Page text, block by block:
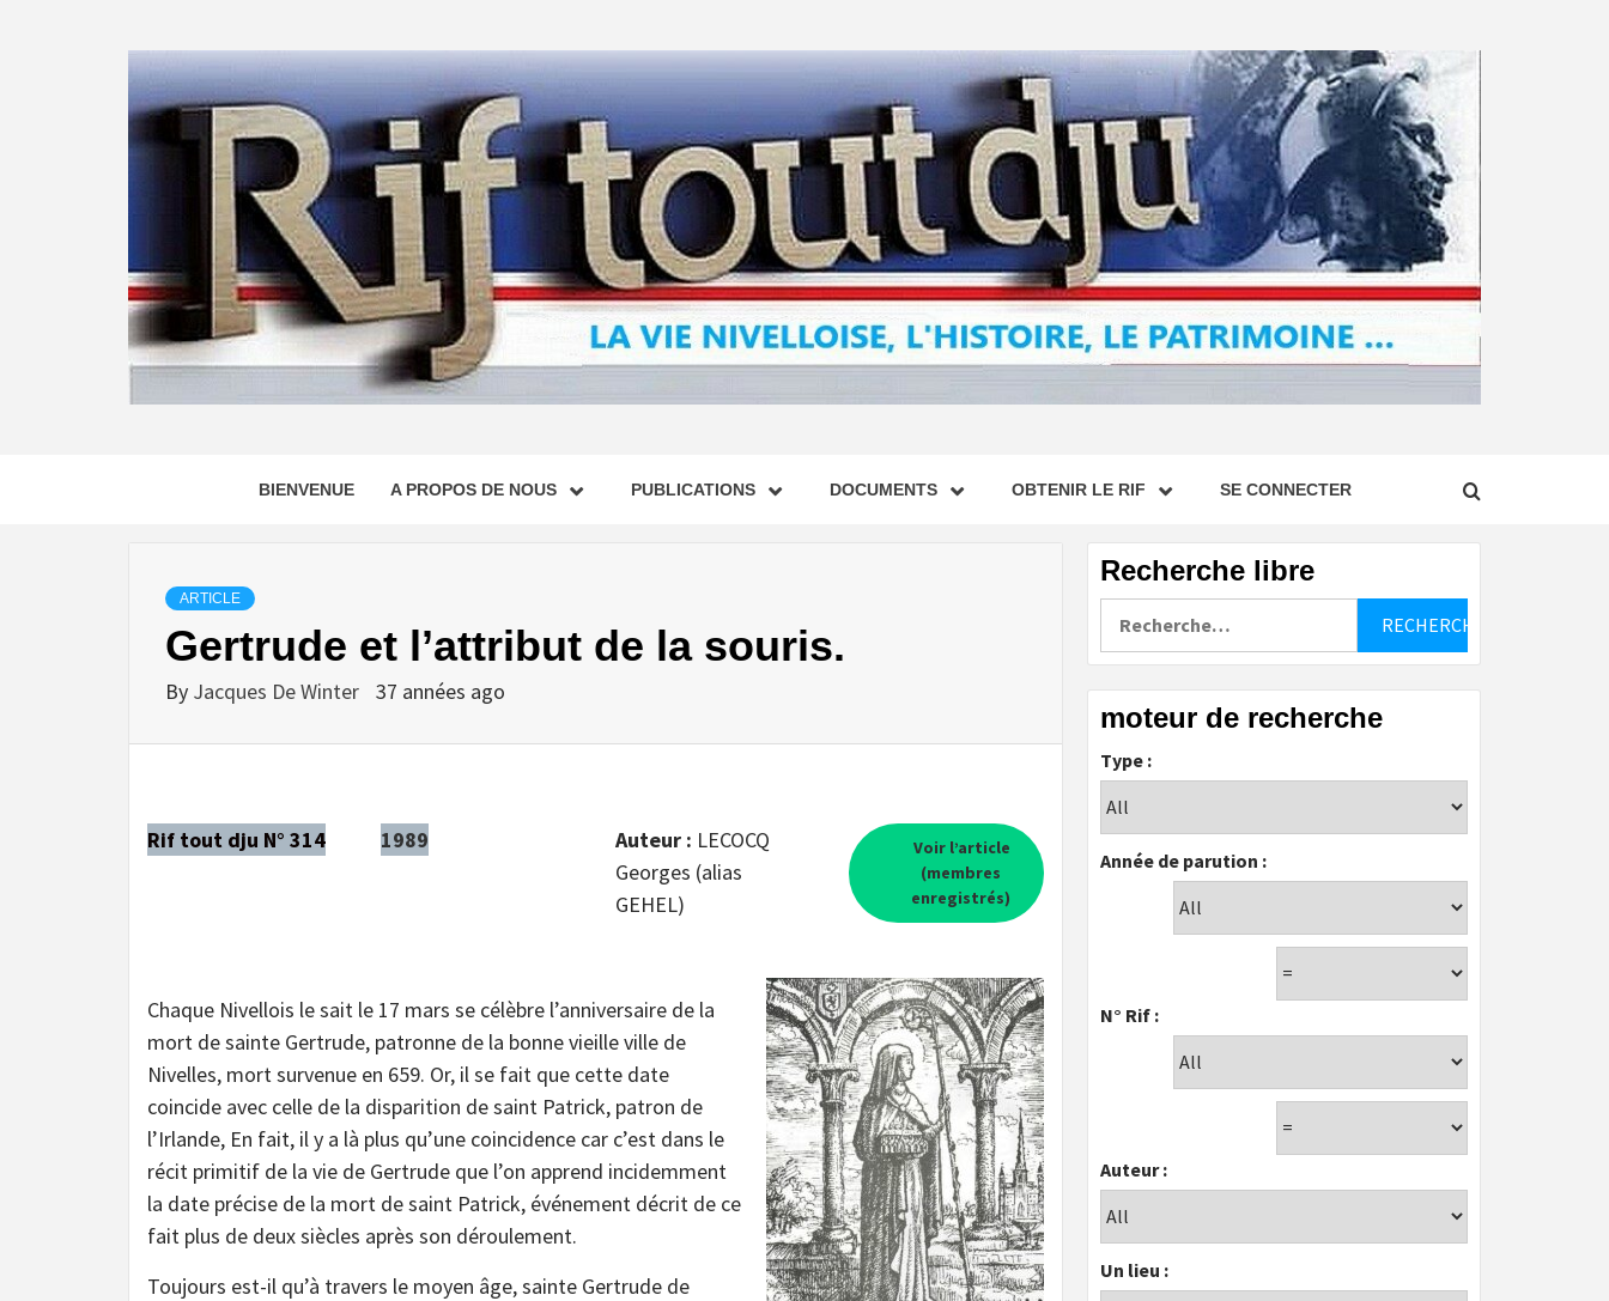
BIENVENUE A PROPOS DE NOUS PUBLICATIONS DOCUMENTS OBTENIR LE RIF SE CONNECTER
ARTICLE
Gertrude et l’attribut de la souris.
By Jacques De Winter 37 années ago
Rif tout dju N° 314 1989 Auteur : LECOCQ
Georges (alias
GEHEL)
Voir l’article
(membres
enregistrés)
Chaque Nivellois le sait le 17 mars se célèbre l’anniversaire de la
mort de sainte Gertrude, patronne de la bonne vieille ville de
Nivelles, mort survenue en 659. Or, il se fait que cette date
coincide avec celle de la disparition de saint Patrick, patron de
l’Irlande, En fait, il y a là plus qu’une coincidence car c’est dans le
récit primitif de la vie de Gertrude que l’on apprend incidemment
la date précise de la mort de saint Patrick, événement décrit de ce
fait plus de deux siècles après son déroulement.
Toujours est-il qu’à travers le moyen âge, sainte Gertrude de
Recherche libre
moteur de recherche
Type :
Année de parution :
N° Rif :
Auteur :
Un lieu :